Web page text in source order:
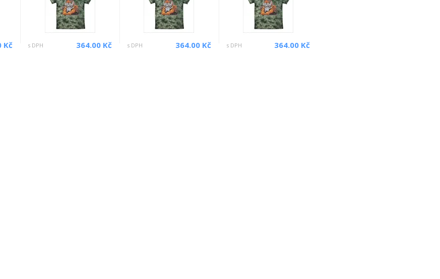
Kč s DPH 364.00 Kč s DPH 364.00 Kč s DPH 364.00 Kč